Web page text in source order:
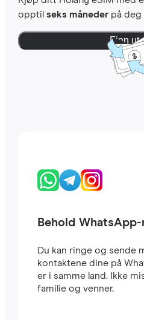
opptil seks månederpå deg
Finn ut
Behold
Du kan ringe og sende
kontaktene dine på
er i samme land. Ikke
familie og venner.